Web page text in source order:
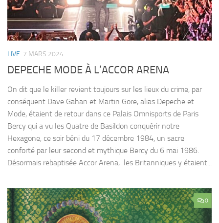
LIVE 7 MARS 2024
DEPECHE MODE À L’ACCOR ARENA
On dit que le killer revient toujours sur les lieux du crime, par
conséquent Dave Gahan et Martin Gore, alias Depeche et
Mode, étaient de retour dans ce Palais Omnisports de Paris
Bercy qui a vu les Quatre de Basildon conquérir notre
Hexagone, ce soir béni du 17 décembre 1984, un sacre
conforté par leur second et mythique Bercy du 6 mai 1986.
Désormais rebaptisée Accor Arena, les Britanniques y étaient...
0